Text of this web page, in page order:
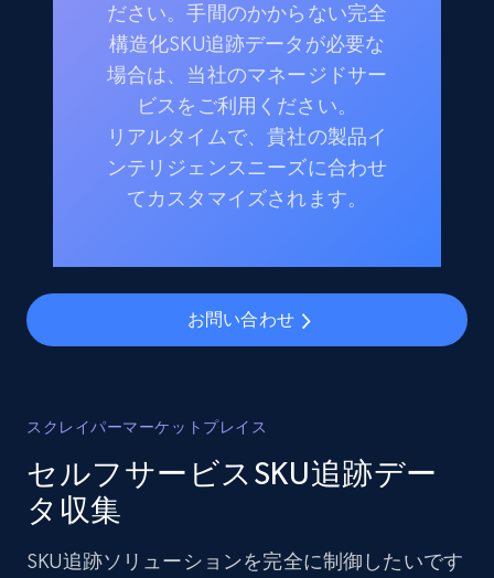
ださい。手間のかからない完全
構造化SKU追跡データが必要な
場合は、当社のマネージドサー
ビスをご利用ください。
リアルタイムで、貴社の製品イ
ンテリジェンスニーズに合わせ
てカスタマイズされます。
お問い合わせ
スクレイパーマーケットプレイス
セルフサービスSKU追跡デー
タ収集
SKU追跡ソリューションを完全に制御したいです